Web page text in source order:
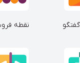
نقطه